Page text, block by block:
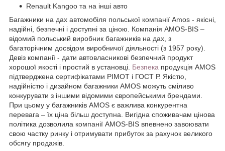
Renault Kangoo та на інші авто
Багажники на дах автомобіля польської компанії Amos - якісні,
надійні, безпечні і доступні за ціною. Компанія AMOS-BIS –
відомий польський виробник багажників на дах, з
багаторічним досвідом виробничої діяльності (з 1957 року).
Девіз компанії - дати автовласникові безпечний продукт
хорошої якості і простий в установці. Безпека продукція AMOS
підтверджена сертифікатами PIMOT і ГОСТ Р. Якістю,
надійністю і дизайном багажники AMOS можуть сміливо
конкурувати з іншими відомими європейськими брендами.
При цьому у багажників AMOS є важлива конкурентна
перевага – їх ціна більш доступна. Вигідна споживачам цінова
політика дозволила компанії AMOS-BIS впевнено завоювати
свою частку ринку і отримувати прибуток за рахунок великого
обсягу продажів.